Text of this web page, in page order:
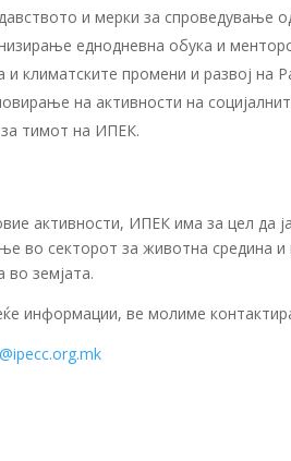
и мерки за спроведување
еднодневна обука и
и климатските промени и развој на
на активности на
за тимот на ИПЕК.
активности, ИПЕК има за цел да
во секторот за животна средина
во земјата.
информации, ве молиме